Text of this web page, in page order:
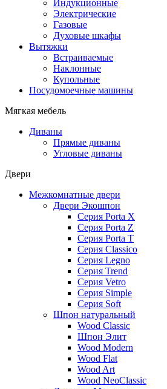
Индукционные
Электрические
Газовые
Духовые шкафы
Вытяжки
Встраиваемые
Наклонные
Купольные
Посудомоечные машины
Мягкая мебель
Диваны
Прямые диваны
Угловые диваны
Двери
Межкомнатные двери
Двери Экошпон
Серия Porta X
Серия Porta Z
Серия Porta T
Серия Classico
Серия Legno
Серия Trend
Серия Vetro
Серия Simple
Серия Soft
Шпон натуральный
Wood Classic
Шпон Элит
Wood Modern
Wood Flat
Wood Art
Wood NeoClassic